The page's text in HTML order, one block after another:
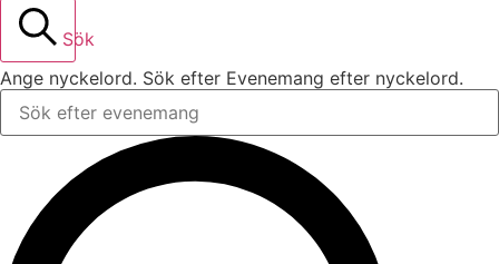
Sök
Ange nyckelord. Sök efter Evenemang efter nyckelord.